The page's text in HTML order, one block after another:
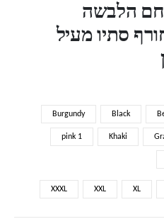
חם הלבשה
סתיו מעיל
⁦₪88.07⁩
Black
Burgundy
Khaki
pink 1
XL
XXL
XXXL